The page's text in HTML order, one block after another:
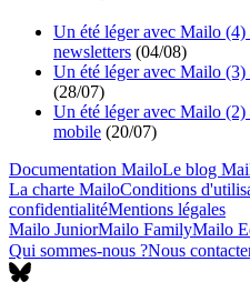
Un été léger avec Mailo
newsletters (04/08)
Un été léger avec Mailo
(28/07)
Un été léger avec Mailo
mobile (20/07)
Documentation MailoLe blog
La charte MailoConditions
confidentialitéMentions légales
Mailo JuniorMailo FamilyMailo
Qui sommes-nous ?Nous